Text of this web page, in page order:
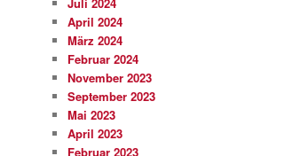
April 2024
März 2024
Februar 2024
November 2023
September 2023
Mai 2023
April 2023
Februar 2023